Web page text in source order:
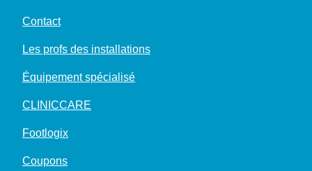
Contact
Les profs des installations
Équipement spécialisé
CLINICCARE
Footlogix
Coupons